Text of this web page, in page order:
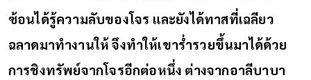
ซ้อนได้รู้ความลับของโจร และยังได้ทาสที่เฉลียว
ฉลาดมาทำงานให้ จึงทำให้เขาร่ำรวยขึ้นมาได้ด้วย
การชิงทรัพย์จากโจรอีกต่อหนึ่ง ต่างจากอาลีบาบา